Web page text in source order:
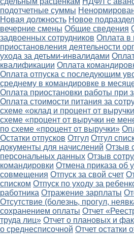
подотчетные суммы
Новая должность Новое
вечерние смены Общие сведения
задвоенных сотрудников Оплата в
приостановления деятельности
ухода за детьми-инвалидами
квалификации Оплата
Оплата отпуска с последующим
среднему в командировке в
Оплата приостановки работы при
Оплата стоимости питания за
схеме «оклад и процент от
схеме «процент от выручки не
по схеме «процент от выручки»
Остатки отпусков Отгул Отгул
документы для начислений Отзыв
персональных данных Отзыв
командировки Отмена приказа об
совмещения Отпуск за свой счет
списком Отпуск по уходу за
работника Отражение зарплаты
Отсутствие (болезнь, прогул,
сохранением оплаты Отчет
труда лиц» Отчет о плановых и
о среднесписочной Отчет остатки